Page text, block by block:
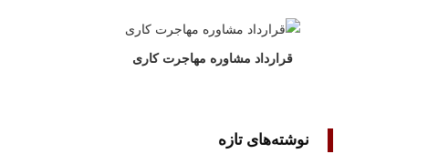
قرارداد مشاوره مهاجرت کاری
نوشته‌های تازه